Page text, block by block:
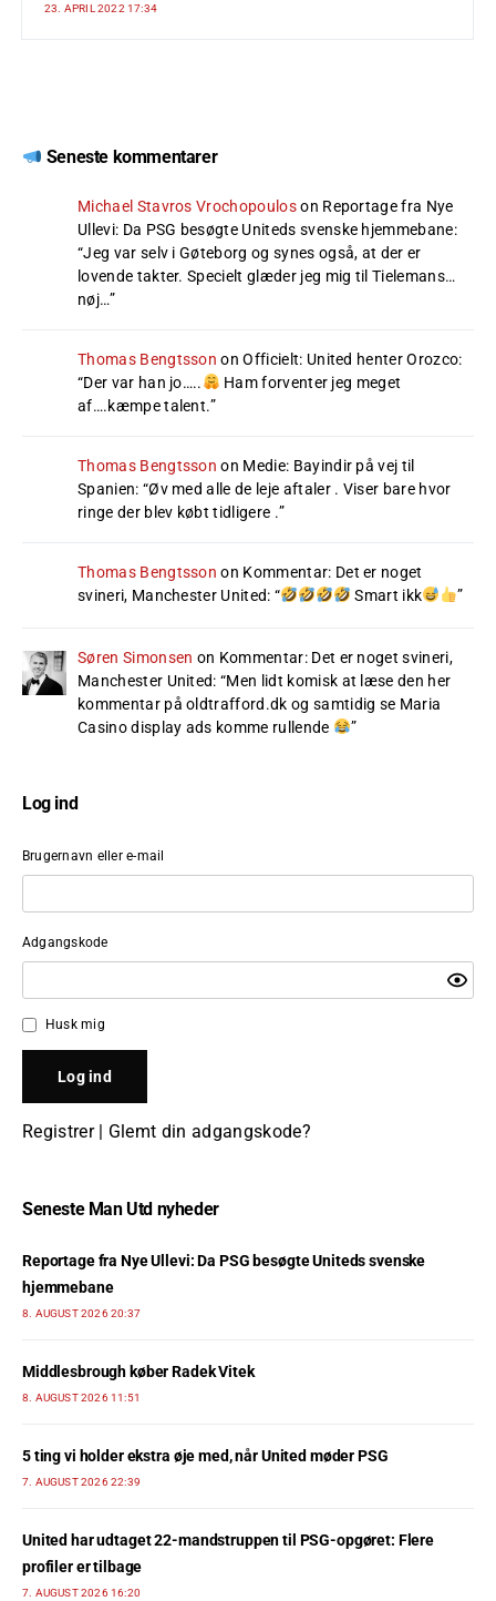
23. APRIL 2022 17:34
Seneste kommentarer
Michael Stavros Vrochopouloson Reportage fra Nye
Ullevi: Da PSG besøgte Uniteds svenske hjemmebane:
“Jeg var selv i Gøteborg og synes også, at der er
lovende takter. Specielt glæder jeg mig til Tielemans…
nøj…”
Thomas Bengtsson onOfficielt: United henter Orozco:
“Der var han jo…..
Ham forventer jeg meget
af….kæmpe talent.”
Thomas Bengtsson on Medie: Bayindir på vej til
Spanien: “Øv med alle de leje aftaler . Viser bare hvor
ringe der blev købt tidligere .”
Thomas Bengtsson on Kommentar: Det er noget
svineri, Manchester United: “ Smart ikk ”
Søren Simonsen on Kommentar: Det er noget svineri,
Manchester United: “Men lidt komisk at læse den her
kommentar på oldtrafford.dk og samtidig se Maria
Casino display ads komme rullende
”
Log ind
Brugernavn eller e-mail
Adgangskode
Husk mig
Registrer| Glemt din adgangskode?
Seneste Man Utd nyheder
Reportage fra Nye Ullevi: Da PSG besøgte Uniteds svenske
hjemmebane
8. AUGUST 2026 20:37
Middlesbrough køber Radek Vitek
8. AUGUST 2026 11:51
5 ting vi holder ekstra øje med, når United møder PSG
7. AUGUST 2026 22:39
United har udtaget 22-mandstruppen til PSG-opgøret: Flere
profiler er tilbage
7. AUGUST 2026 16:20